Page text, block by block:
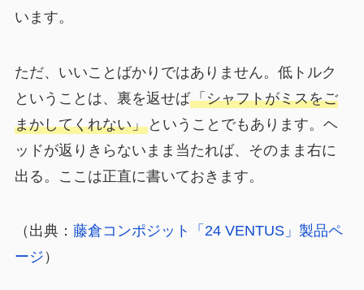
います。
ただ、いいことばかりではありません。低トルク
ということは、裏を返せば「シャフトがミスをご
まかしてくれない」ということでもあります。ヘ
ッドが返りきらないまま当たれば、そのまま右に
出る。ここは正直に書いておきます。
（出典： 藤倉コンポジット「24 VENTUS」製品ペ
ージ ）